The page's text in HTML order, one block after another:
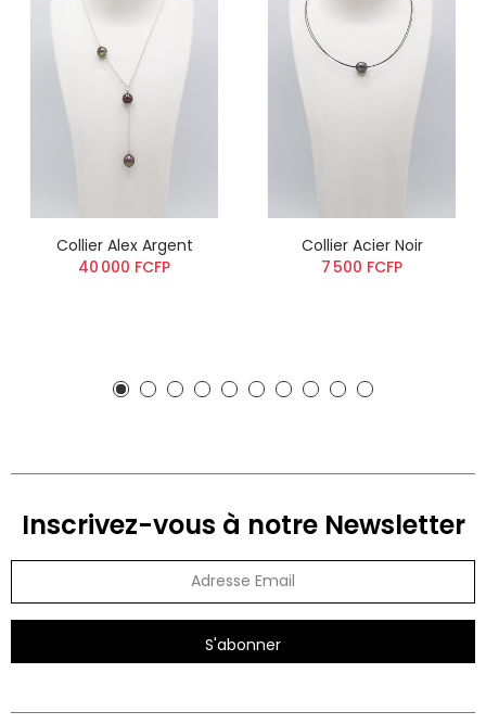
Collier Alex Argent
40 000 FCFP
Collier Acier Noir
7 500 FCFP
Inscrivez-vous à notre Newsletter
S'abonner